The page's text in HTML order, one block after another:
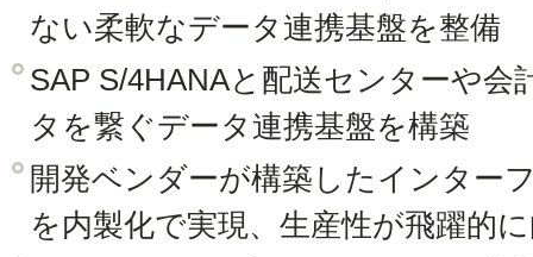
ない柔軟なデータ連携基盤を整備
SAP S/4HANAと配送センターや
タを繋ぐデータ連携基盤を構築
開発ベンダーが構築したインター
を内製化で実現、生産性が飛躍的